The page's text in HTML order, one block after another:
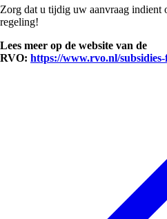
Zorg dat u tijdig uw aanvraag indient
regeling!
Lees meer op de website van de
RVO: https://www.rvo.nl/